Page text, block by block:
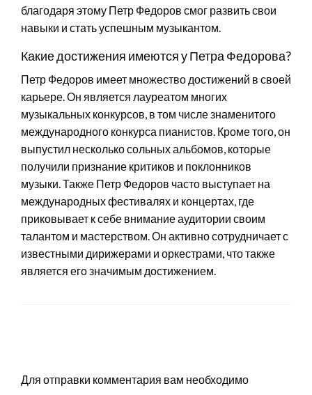
благодаря этому Петр Федоров смог развить свои
навыки и стать успешным музыкантом.
Какие достижения имеются у Петра Федорова?
Петр Федоров имеет множество достижений в своей
карьере. Он является лауреатом многих
музыкальных конкурсов, в том числе знаменитого
международного конкурса пианистов. Кроме того, он
выпустил несколько сольных альбомов, которые
получили признание критиков и поклонников
музыки. Также Петр Федоров часто выступает на
международных фестивалях и концертах, где
приковывает к себе внимание аудитории своим
талантом и мастерством. Он активно сотрудничает с
известными дирижерами и оркестрами, что также
является его значимым достижением.
Для отправки комментария вам необходимо